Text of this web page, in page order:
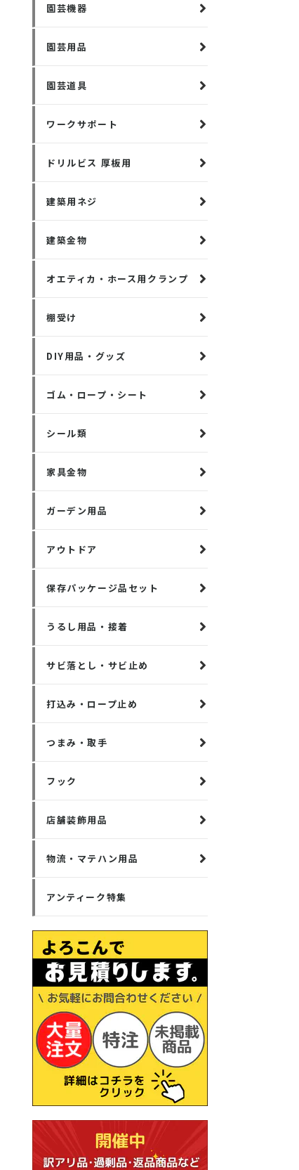
園芸機器
園芸用品
園芸道具
ワークサポート
ドリルビス 厚板用
建築用ネジ
建築金物
オエティカ・ホース用クランプ
棚受け
DIY用品・グッズ
ゴム・ロープ・シート
シール類
家具金物
ガーデン用品
アウトドア
保存パッケージ品セット
うるし用品・接着
サビ落とし・サビ止め
打込み・ロープ止め
つまみ・取手
フック
店舗装飾用品
物流・マテハン用品
アンティーク特集